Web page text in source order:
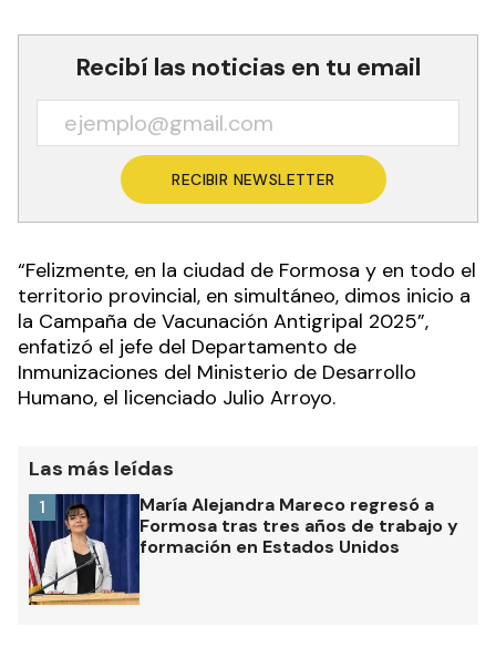
Recibí las noticias en tu email
RECIBIR NEWSLETTER
“Felizmente, en la ciudad de Formosa y en todo el
territorio provincial, en simultáneo, dimos inicio a
la Campaña de Vacunación Antigripal 2025”,
enfatizó el jefe del Departamento de
Inmunizaciones del Ministerio de Desarrollo
Humano, el licenciado Julio Arroyo.
Las más leídas
María Alejandra Mareco regresó a
Formosa tras tres años de trabajo y
formación en Estados Unidos
1